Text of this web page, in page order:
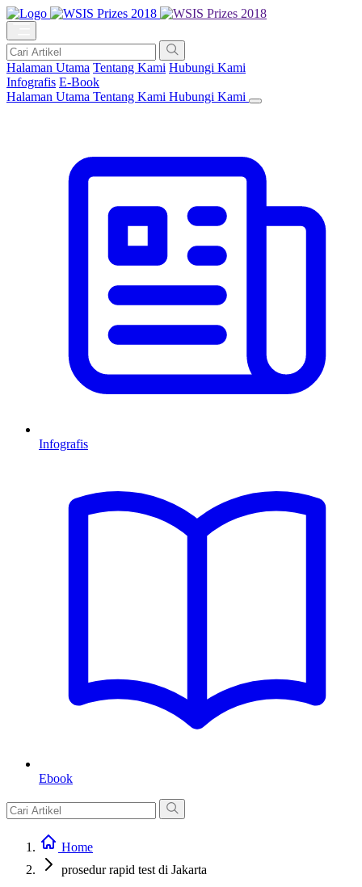
Halaman Utama Tentang Kami Hubungi Kami
Infografis E-Book
Halaman Utama Tentang Kami Hubungi Kami
Infografis
Ebook
Home
prosedur rapid test di Jakarta